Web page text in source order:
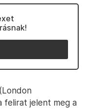
(London
felirat jelent meg a